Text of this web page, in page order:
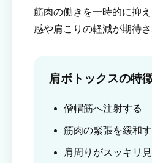
筋肉の働きを一時的に抑
感や肩こりの軽減が期待さ
肩ボトックスの特
僧帽筋へ注射する
筋肉の緊張を緩和
肩周りがスッキリ